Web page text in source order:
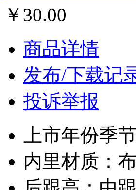
￥30.00
商品详情
发布/下载记
投诉举报
上市年份季
内里材质：布